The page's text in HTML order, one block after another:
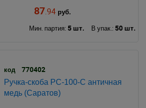
87.94руб.
Мин. партия: 5 шт. В упак.: 50 шт.
код 770402
Ручка-скоба РС-100-С античная
медь (Саратов)